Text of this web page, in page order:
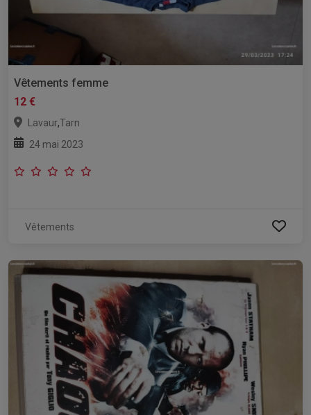
Vêtements femme
12 €
Lavaur,Tarn
24 mai 2023
Vêtements